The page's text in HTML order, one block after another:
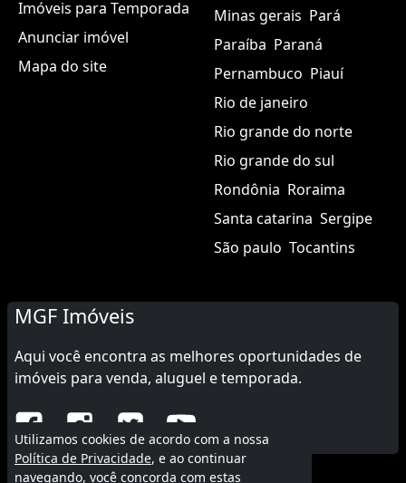
Imóveis para Temporada
Anunciar imóvel
Mapa do site
Minas gerais Pará
Paraíba Paraná
Pernambuco Piauí
Rio de janeiro
Rio grande do norte
Rio grande do sul
Rondônia Roraima
Santa catarina Sergipe
São paulo Tocantins
MGF Imóveis
Aqui você encontra as melhores oportunidades de
imóveis para venda, aluguel e temporada.
Utilizamos cookies de acordo com a nossa
Política de Privacidade, e ao continuar
navegando, você concorda com estas